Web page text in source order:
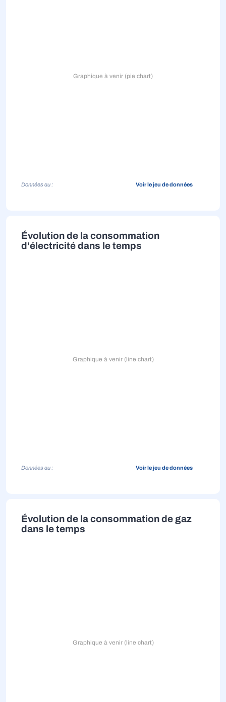
Graphique à venir (pie chart)
Données au : Voir le jeu de données
Évolution de la consommation
d'électricité dans le temps
Graphique à venir (line chart)
Données au : Voir le jeu de données
Évolution de la consommation de gaz
dans le temps
Graphique à venir (line chart)